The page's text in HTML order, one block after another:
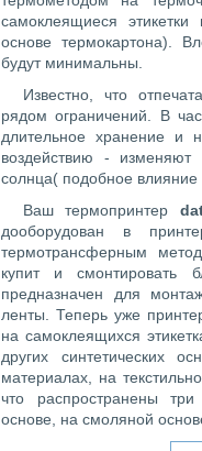
самоклеящиеся
основе термокартона).
будут минимальны.
Известно, что
рядом ограничений. В
длительное хранение и
воздействию -
солнца( подобное влияние
Ваш термопринтер
дооборудован в
термотрансферным
купит и смонтировать
предназначен для
ленты. Теперь уже
на самоклеящихся
других синтетических
материалах, на
что распространены
основе, на смоляной